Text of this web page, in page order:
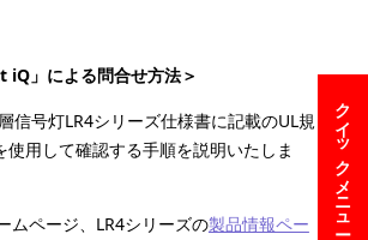
クイックメニュー
iQ」による問合せ方法＞
信号灯LR4シリーズ仕様書に記載のUL規
用して確認する手順を説明いたしま
ムページ、LR4シリーズの製品情報ペー